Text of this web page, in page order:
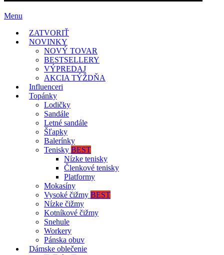
Menu
ZATVORIŤ
NOVINKY
NOVÝ TOVAR
BESTSELLERY
VÝPREDAJ
AKCIA TÝŽDŇA
Influenceri
Topánky
Lodičky
Sandále
Letné sandále
Šľapky
Balerínky
Tenisky BEST
Nízke tenisky
Členkové tenisky
Platformy
Mokasíny
Vysoké čižmy BEST
Nízke čižmy
Kotníkové čižmy
Snehule
Workery
Pánska obuv
Dámske oblečenie